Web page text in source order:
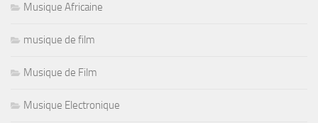
Musique Africaine
musique de film
Musique de Film
Musique Electronique